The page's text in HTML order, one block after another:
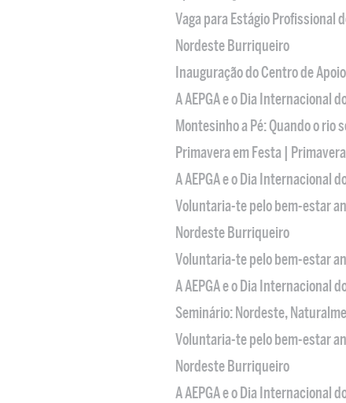
Vaga para Estágio Profissional
Nordeste Burriqueiro
Inauguração do Centro de
A AEPGA e o Dia Internacional
Montesinho a Pé: Quando o rio
Primavera em Festa |
A AEPGA e o Dia Internacional
Voluntaria-te pelo bem-estar
Nordeste Burriqueiro
Voluntaria-te pelo bem-estar
A AEPGA e o Dia Internacional
Seminário: Nordeste,
Voluntaria-te pelo bem-estar
Nordeste Burriqueiro
A AEPGA e o Dia Internacional